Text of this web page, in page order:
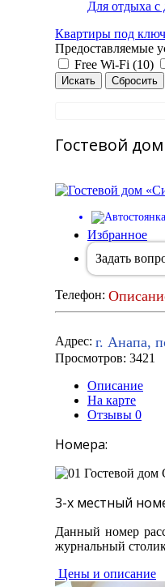
Для отдыха с
Квартиры под ключ
Предоставляемые
Free Wi-Fi (10)
Гостевой
Избранное
Задать
Телефон:
Адрес: г. Анапа,
Просмотров: 3421
Описание
На карте
Отзывы 0
Номера:
3-х местный
Данный номер
журнальный
Цены и описание